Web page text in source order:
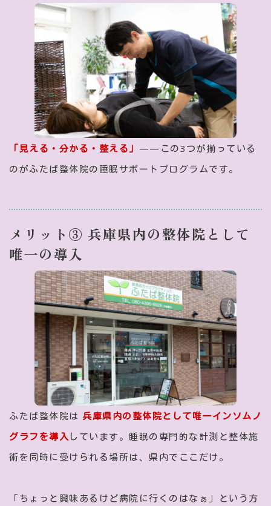
「見える・分かる・整える」 ——この3つが揃っている
のがふたば整体院の睡眠サポートプログラムです。
メリット③ 兵庫県内の整体院として
唯一の導入
ふたば整体院は 兵庫県内の整体院として唯一インソムノ
グラフを導入しています。睡眠の専門的な計測と整体施
術を同時に受けられる場所は、県内でここだけ。
「ちょっと興味あるけど病院に行くのはなぁ」という方